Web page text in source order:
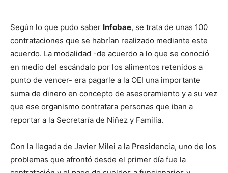
Según lo que pudo saber Infobae, se trata de unas 100
contrataciones que se habrían realizado mediante este
acuerdo. La modalidad -de acuerdo a lo que se conoció
en medio del escándalo por los alimentos retenidos a
punto de vencer- era pagarle a la OEI una importante
suma de dinero en concepto de asesoramiento y a su vez
que ese organismo contratara personas que iban a
reportar a la Secretaría de Niñez y Familia.
Con la llegada de Javier Milei a la Presidencia, uno de los
problemas que afrontó desde el primer día fue la